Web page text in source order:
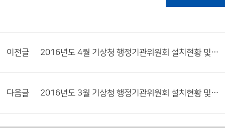
이전글 2016년도 4월 기상청 행정기관위원회 설치현황 및 활동내역서
다음글 2016년도 3월 기상청 행정기관위원회 설치현황 및 활동내역서